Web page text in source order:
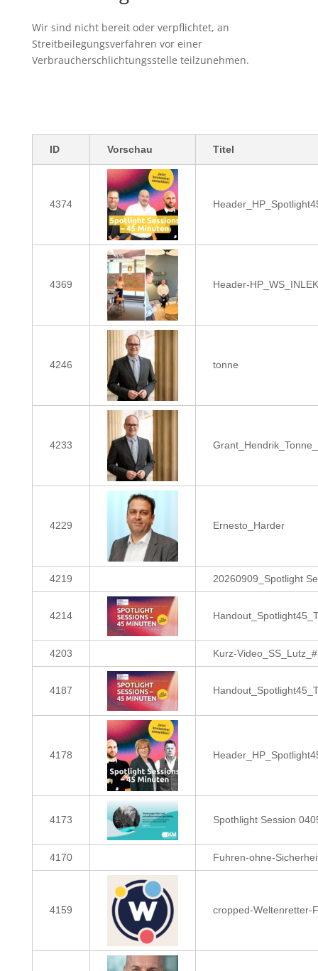
Wir sind nicht bereit oder verpflichtet, an
Streitbeilegungsverfahren vor einer
Verbraucherschlichtungsstelle teilzunehmen.
ID Vorschau Titel
4374
4369 Header-
4246 tonne
4233
4229 Ernesto_Harder
4219 20260909_Spotlight
4214
4203 Kurz-
4187
4178
4173 Spothlight Session
4170 Fuhren-ohne-
4159 cropped-Weltenretter-